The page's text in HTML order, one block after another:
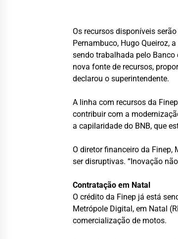
Os recursos disponíveis
Pernambuco, Hugo Queiroz,
sendo trabalhada pelo Banco
nova fonte de recursos,
declarou o superintendente.
A linha com recursos da
contribuir com a
a capilaridade do BNB, que
O diretor financeiro da Finep,
ser disruptivas. “Inovação
Contratação em Natal
O crédito da Finep já está
Metrópole Digital, em Natal
comercialização de motos.